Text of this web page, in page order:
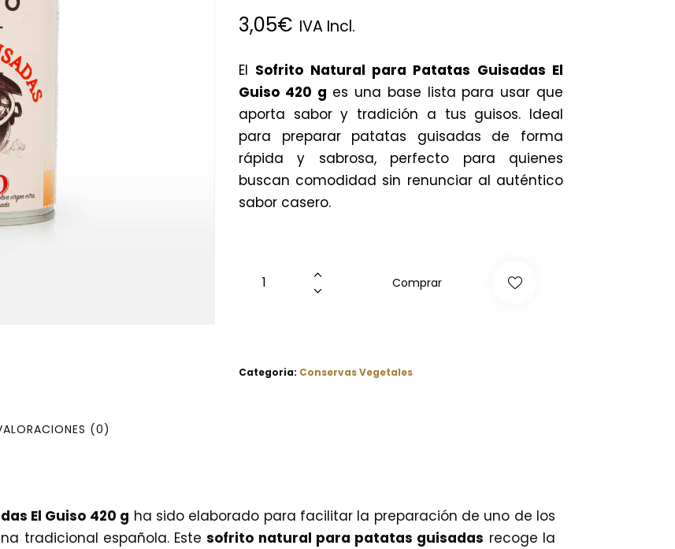
3,05€ IVA Incl.
El Sofrito Natural para Patatas Guisadas El
Guiso 420 g es una base lista para usar que
aporta sabor y tradición a tus guisos. Ideal
para preparar patatas guisadas de forma
rápida y sabrosa, perfecto para quienes
buscan comodidad sin renunciar al auténtico
sabor casero.
Comprar
Categoria: Conservas Vegetales
(0)
El Guiso 420 g ha sido elaborado para facilitar la preparación de uno de los
tradicional española. Estesofrito natural para patatas guisadas recoge la